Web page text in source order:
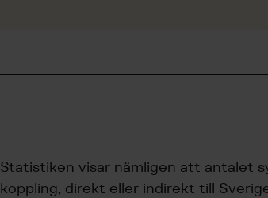
Statistiken visar nämligen att antalet
koppling, direkt eller indirekt till